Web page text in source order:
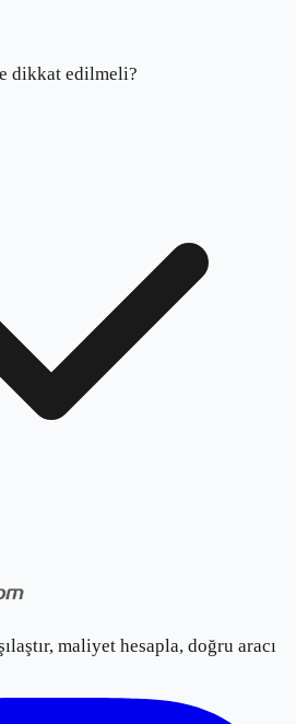
dikkat edilmeli?
maliyet hesapla, doğru aracı